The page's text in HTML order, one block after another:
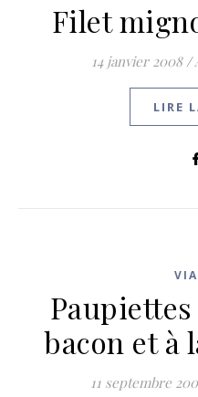
Filet
14 janvier 2008 /
LIRE
bacon et à
11 septembre